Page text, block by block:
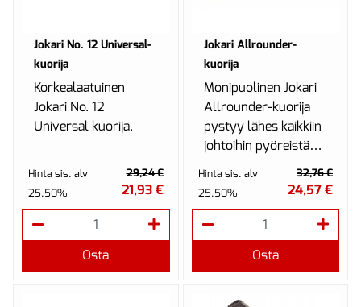
Jokari No. 12 Universal-
kuorija
Korkealaatuinen
Jokari No. 12
Universal kuorija.
Hinta sis. alv
25.50%
29,24 €
21,93 €
Osta
Jokari Allrounder-
kuorija
Monipuolinen Jokari
Allrounder-kuorija
pystyy lähes kaikkiin
johtoihin pyöreistä
leveisiin litteisiin ja
useaan kokoon....
Hinta sis. alv
25.50%
32,76 €
24,57 €
Osta